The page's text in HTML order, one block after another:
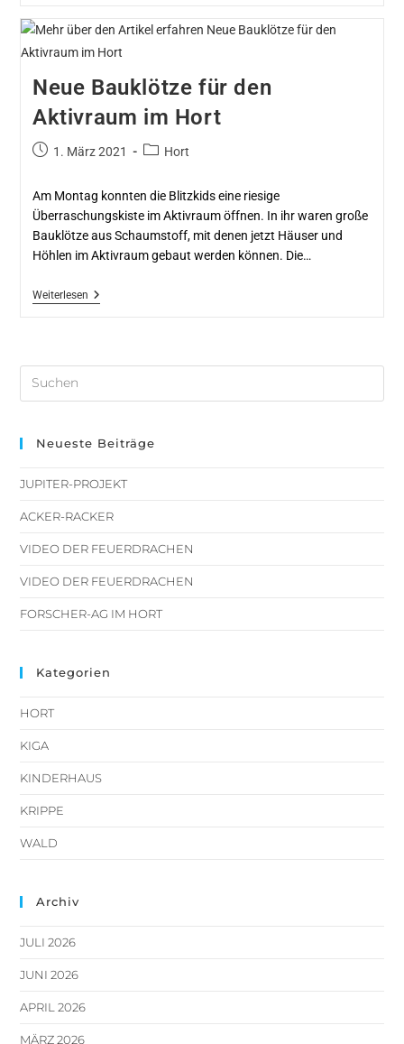
Neue Bauklötze für den
Aktivraum im Hort
1. März 2021 Hort
Am Montag konnten die Blitzkids eine riesige
Überraschungskiste im Aktivraum öffnen. In ihr waren große
Bauklötze aus Schaumstoff, mit denen jetzt Häuser und
Höhlen im Aktivraum gebaut werden können. Die…
Weiterlesen
Neueste Beiträge
JUPITER-PROJEKT
ACKER-RACKER
VIDEO DER FEUERDRACHEN
VIDEO DER FEUERDRACHEN
FORSCHER-AG IM HORT
Kategorien
HORT
KIGA
KINDERHAUS
KRIPPE
WALD
Archiv
JULI 2026
JUNI 2026
APRIL 2026
MÄRZ 2026